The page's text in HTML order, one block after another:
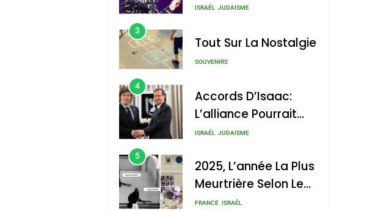
Nouvelle Chanson De
ISRAÉL JUDAISME
3
Tout Sur La Nostalgie
SOUVENIRS
4
Accords D’Isaac:
L’alliance Pourrait
S’étendre À 13 Pays
ISRAÉL JUDAISME
5
2025, L’année La Plus
Meurtrière Selon Le
Rapport D’ADL
FRANCE ISRAÉL